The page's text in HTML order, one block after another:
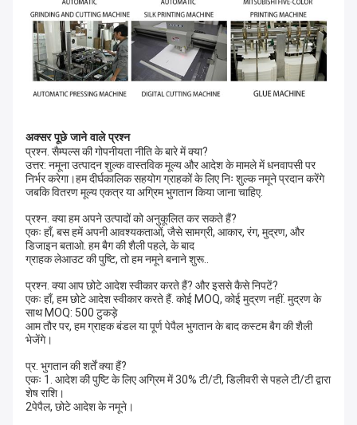
अक्सर पूछे जाने वाले प्रश्न
प्रश्न. सैम्पल्स की गोपनीयता नीति के बारे में क्या?
उत्तर: नमूना उत्पादन शुल्क वास्तविक मूल्य और आदेश के मामले में धनवापसी पर
निर्भर करेगा।हम दीर्घकालिक सहयोग ग्राहकों के लिए निः शुल्क नमूने प्रदान करेंगे
जबकि वितरण मूल्य एकत्र या अग्रिम भुगतान किया जाना चाहिए.
प्रश्न. क्या हम अपने उत्पादों को अनुकूलित कर सकते हैं?
एकः हाँ, बस हमें अपनी आवश्यकताओं, जैसे सामग्री, आकार, रंग, मुद्रण, और
डिजाइन बताओ. हम बैग की शैली पहले, के बाद
ग्राहक लेआउट की पुष्टि, तो हम नमूने बनाने शुरू..
प्रश्न. क्या आप छोटे आदेश स्वीकार करते हैं? और इससे कैसे निपटें?
एकः हाँ, हम छोटे आदेश स्वीकार करते हैं. कोई MOQ, कोई मुद्रण नहीं. मुद्रण के
साथ MOQ: 500 टुकड़े
आम तौर पर, हम ग्राहक बंडल या पूर्ण पेपैल भुगतान के बाद कस्टम बैग की शैली
भेजेंगे।
प्र. भुगतान की शर्तें क्या हैं?
एकः 1. आदेश की पुष्टि के लिए अग्रिम में 30% टी/टी, डिलीवरी से पहले टी/टी द्वारा
शेष राशि।
2पेपैल, छोटे आदेश के नमूने।